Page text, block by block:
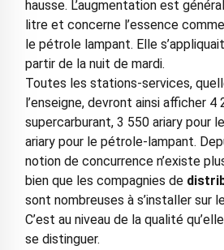
hausse. L’augmentation est
litre et concerne l’essence
le pétrole lampant. Elle
partir de la nuit de mardi.
Toutes les stations-services,
l’enseigne, devront ainsi afficher 4
supercarburant, 3 550 ariary pour
ariary pour le pétrole-lampant.
notion de concurrence n’existe
bien que les compagnies de
sont nombreuses à s’installer sur
C’est au niveau de la qualité
se distinguer.